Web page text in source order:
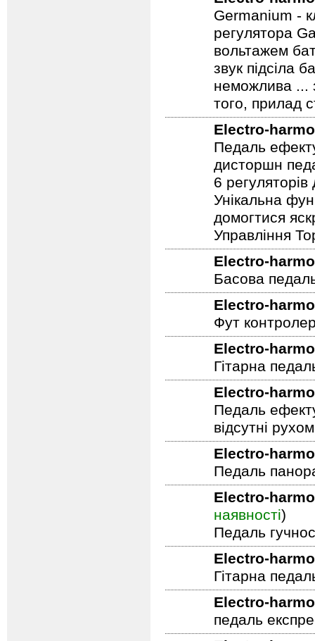
Electro-
Germanium -
регулятора
вольтажем
звук підсіла
неможлива ...
того, прилад
Electro-
Педаль
дисторшн
6
Унікальна
домогтися
Управління
Electro-
Басова
Electro-
Фут
Electro-
Гітарна
Electro-
Педаль
відсутні
Electro-
Педаль
Electro-
наявності )
Педаль
Electro-
Гітарна
Electro-
педаль